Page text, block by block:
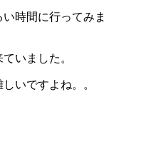
時間に行ってみま
いました。
いですよね。。